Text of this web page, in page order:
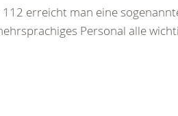
erreicht man eine
Personal alle